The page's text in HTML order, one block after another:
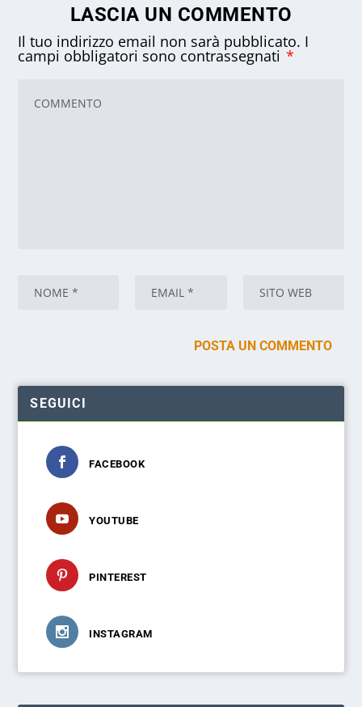
LASCIA UN COMMENTO
Il tuo indirizzo email non sarà pubblicato. I
campi obbligatori sono contrassegnati *
SEGUICI
FACEBOOK
YOUTUBE
PINTEREST
INSTAGRAM